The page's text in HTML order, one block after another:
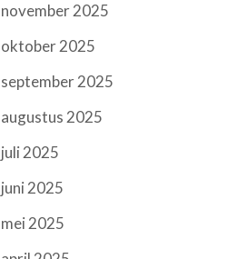
november 2025
oktober 2025
september 2025
augustus 2025
juli 2025
juni 2025
mei 2025